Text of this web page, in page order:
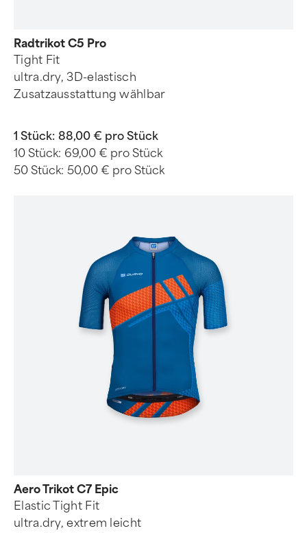
Radtrikot C5 Pro
Tight Fit
ultra.dry, 3D-elastisch
Zusatzausstattung wählbar
1 Stück: 88,00 € pro Stück
10 Stück: 69,00 € pro Stück
50 Stück: 50,00 € pro Stück
Aero Trikot C7 Epic
Elastic Tight Fit
ultra.dry, extrem leicht